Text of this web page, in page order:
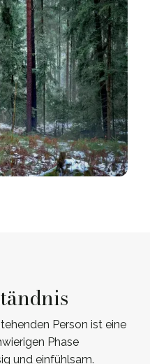
Person ist eine
Phase
und einfühlsam.